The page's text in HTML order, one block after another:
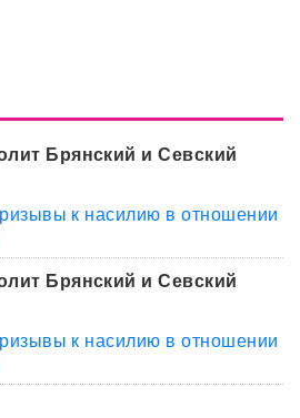
Брянский и Севский
к насилию в отношении
Брянский и Севский
к насилию в отношении